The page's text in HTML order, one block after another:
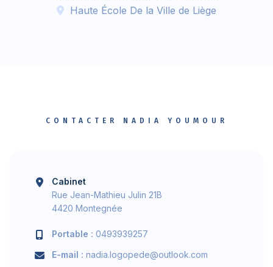
Haute École De la Ville de Liège
CONTACTER NADIA YOUMOUR
Cabinet
Rue Jean-Mathieu Julin 21B
4420 Montegnée
Portable : 0493939257
E-mail : nadia.logopede@outlook.com